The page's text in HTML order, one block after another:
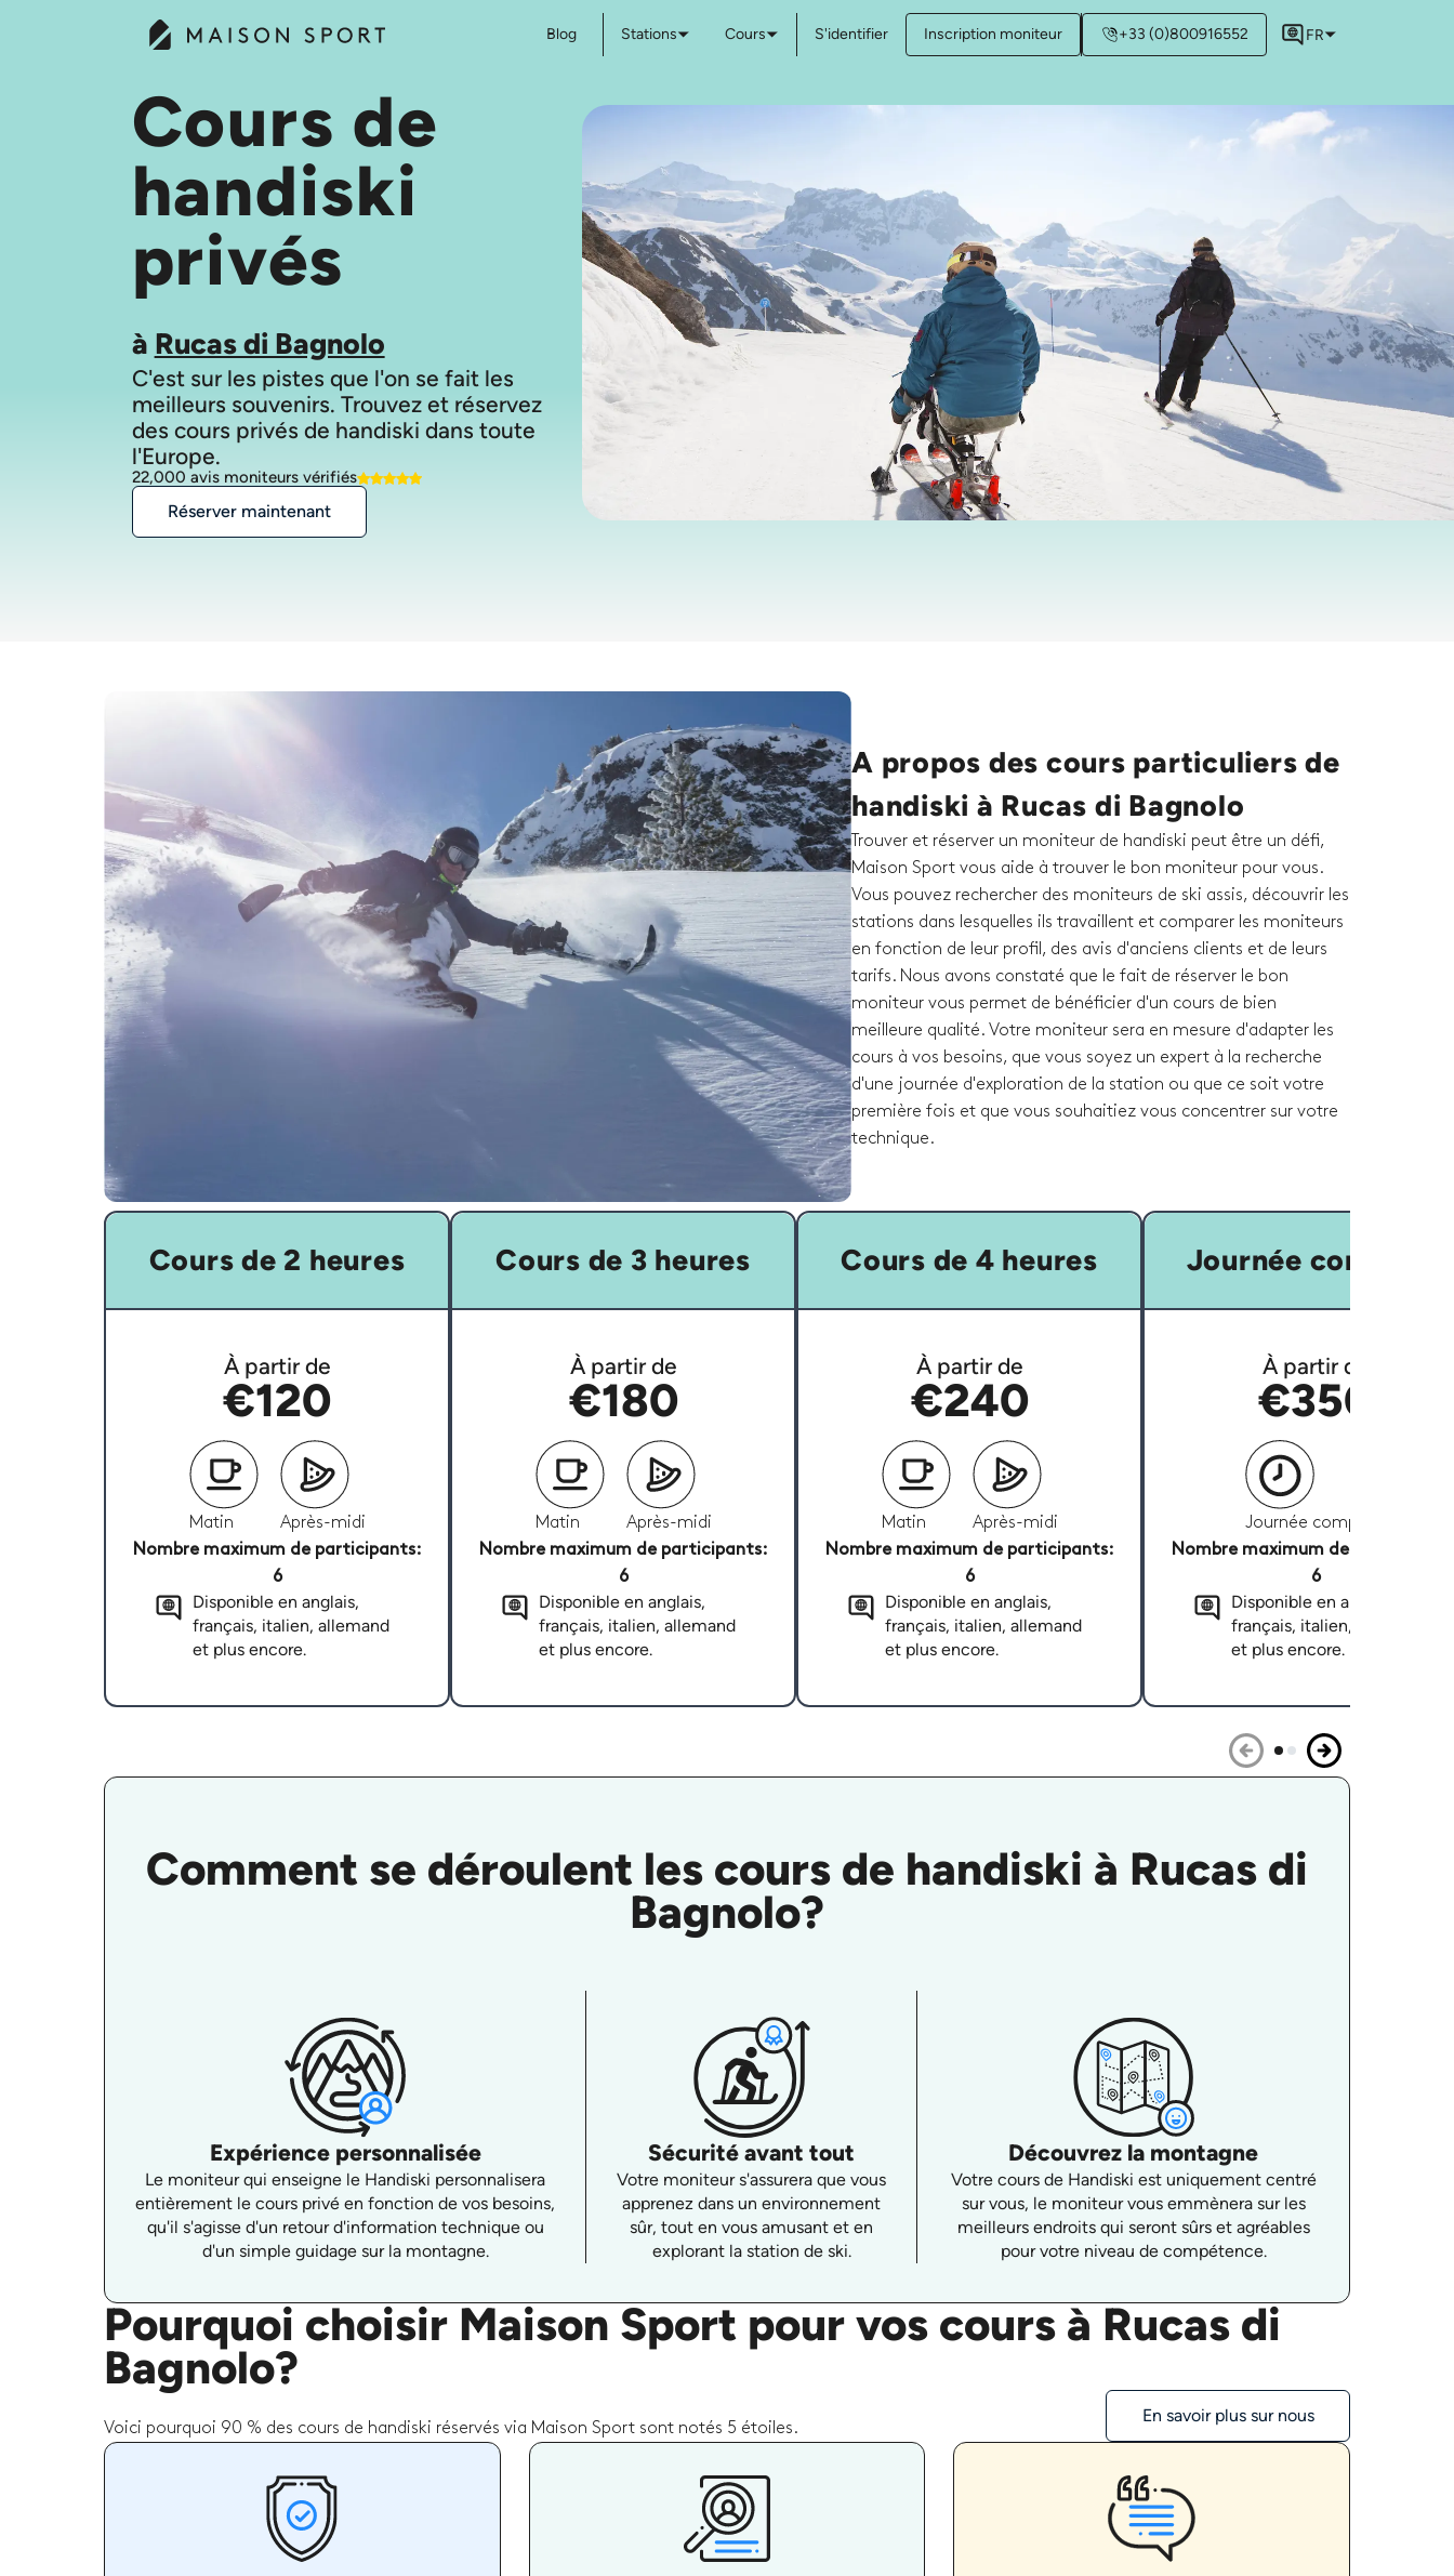
Blog Stations Cours S'identifier Inscription moniteur +33 (0)800916552 FR
Cours de
handiski
privés
à Rucas di Bagnolo
C'est sur les pistes que l'on se fait les
meilleurs souvenirs. Trouvez et réservez
des cours privés de handiski dans toute
22,000 avis moniteurs vérifiés
Réserver maintenant
A propos des cours particuliers de
handiski à Rucas di Bagnolo
Trouver et réserver un moniteur de handiski peut être un défi,
Maison Sport vous aide à trouver le bon moniteur pour vous.
Vous pouvez rechercher des moniteurs de ski assis, découvrir les
stations dans lesquelles ils travaillent et comparer les moniteurs
en fonction de leur profil, des avis d'anciens clients et de leurs
tarifs. Nous avons constaté que le fait de réserver le bon
moniteur vous permet de bénéficier d'un cours de bien
meilleure qualité. Votre moniteur sera en mesure d'adapter les
cours à vos besoins, que vous soyez un expert à la recherche
d'une journée d'exploration de la station ou que ce soit votre
première fois et que vous souhaitiez vous concentrer sur votre
technique.
Cours de 2 heures
À partir de
€120
Matin
Après-midi
Nombre maximum de participants:
6
Disponible en anglais,
français, italien, allemand
et plus encore.
Cours de 3 heures
À partir de
€180
Matin
Après-midi
Nombre maximum de participants:
6
Disponible en anglais,
français, italien, allemand
et plus encore.
Cours de 4 heures
À partir de
€240
Matin
Après-midi
Nombre maximum de participants:
6
Disponible en anglais,
français, italien, allemand
et plus encore.
Journée complète
À partir de
€350
Journée complète
Nombre maximum de
6
Disponible en anglais,
français, italien, allemand
et plus encore.
Comment se déroulent les cours de handiski à Rucas di
Bagnolo?
Expérience personnalisée
Le moniteur qui enseigne le Handiski personnalisera
entièrement le cours privé en fonction de vos besoins,
qu'il s'agisse d'un retour d'information technique ou
d'un simple guidage sur la montagne.
Sécurité avant tout
Votre moniteur s'assurera que vous
apprenez dans un environnement
sûr, tout en vous amusant et en
explorant la station de ski.
Découvrez la montagne
Votre cours de Handiski est uniquement centré
sur vous, le moniteur vous emmènera sur les
meilleurs endroits qui seront sûrs et agréables
pour votre niveau de compétence.
Pourquoi choisir Maison Sport pour vos cours à Rucas di
Bagnolo?
Voici pourquoi 90 % des cours de handiski réservés via Maison Sport sont notés 5 étoiles.
En savoir plus sur nous